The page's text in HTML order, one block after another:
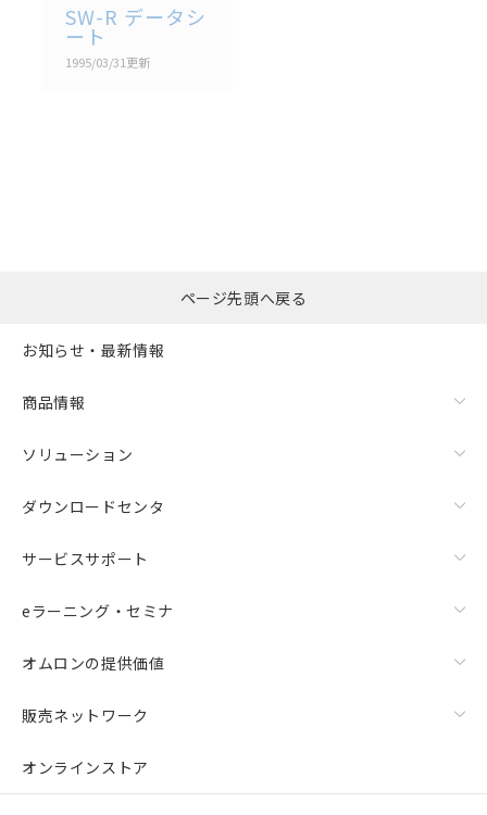
SW-R データシ
ート
1995/03/31更新
括ダウンロード
ページ先頭へ戻る
お知らせ・最新情報
商品情報
ソリューション
ダウンロードセンタ
サービスサポート
eラーニング・セミナ
オムロンの提供価値
販売ネットワーク
オンラインストア